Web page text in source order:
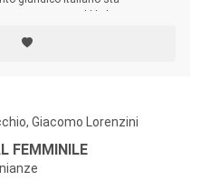
i paradigmi che si sono
del diritto amministrativo.
Giacomo Lorenzini
FEMMINILE